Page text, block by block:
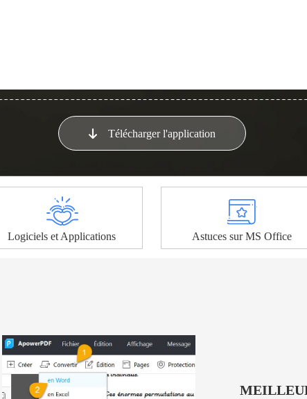
Télécharger l'application
Logiciels et Applications Astuces sur MS Office